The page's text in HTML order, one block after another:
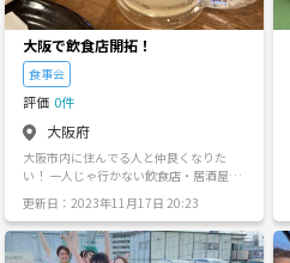
大阪で飲食店開拓！
食事会
評価 0件
大阪府
大阪市内に住んでる人と仲良くなりた
い！ 一人じゃ行かない飲食店・居酒屋に
開こうと思っています。 （大阪・新大阪
など） 仲良くなれたら、土日でも！
更新日：2023年11月17日 20:23